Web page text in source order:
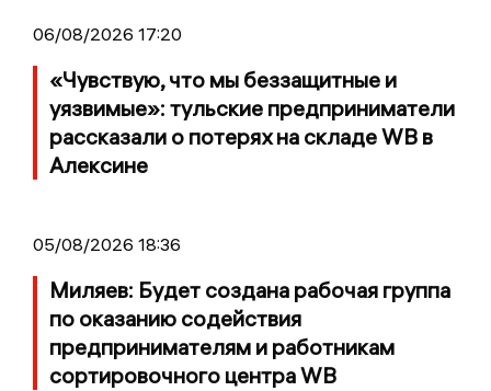
06/08/2026 17:20
«Чувствую, что мы беззащитные и
уязвимые»: тульские предприниматели
рассказали о потерях на складе WB в
Алексине
05/08/2026 18:36
Миляев: Будет создана рабочая группа
по оказанию содействия
предпринимателям и работникам
сортировочного центра WB